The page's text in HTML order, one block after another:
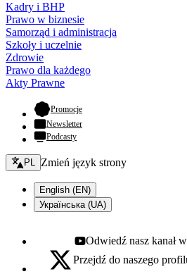
Kadry i BHP
Prawo w biznesie
Samorząd i administracja
Szkoły i uczelnie
Zdrowie
Prawo dla każdego
Akty Prawne
Promocje- otwiera się w nowej karcie
Newsletter
Podcasty
Zmień język - bieżący:
PL Zmień język strony
English (EN)
Українська (UA)
Youtube - otwiera się w nowej
Odwiedź nasz kanał
X - otwiera się w nowej karcie
Przejdź do naszego